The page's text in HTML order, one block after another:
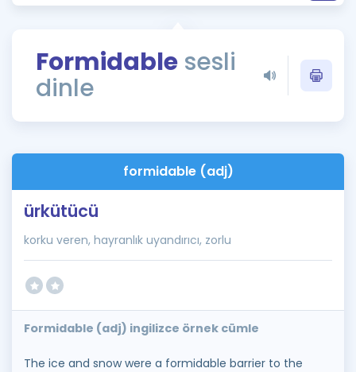
ÖSYM Sınav Takvimi
Kampanyalar
İngilizce Gramer
Formidable sesli
dinle
formidable (adj)
ürkütücü
korku veren, hayranlık uyandırıcı, zorlu
Formidable (adj) ingilizce örnek cümle
The ice and snow were a formidable barrier to the